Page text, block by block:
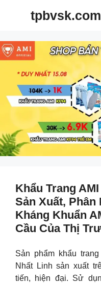
tpbvsk.com
Khẩu Trang
Sản Xuất, Phân
Kháng Khuẩn
Cầu Của Thị
Sản phẩm khẩu
Nhất Linh sản xuất
tiến, hiện đại. Sử